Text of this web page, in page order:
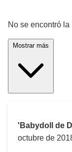
No se encontró
'Babydoll de
octubre de